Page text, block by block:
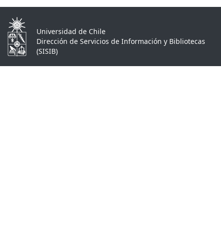
Universidad de Chile
Dirección de Servicios de Información y Bibliotecas
(SISIB)